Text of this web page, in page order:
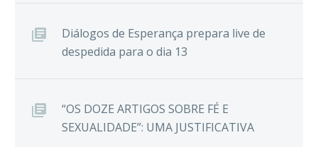
Diálogos de Esperança prepara live de
despedida para o dia 13
“OS DOZE ARTIGOS SOBRE FÉ E
SEXUALIDADE”: UMA JUSTIFICATIVA